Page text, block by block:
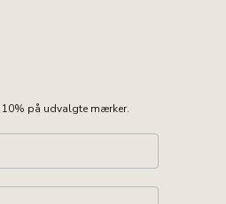
på udvalgte mærker.